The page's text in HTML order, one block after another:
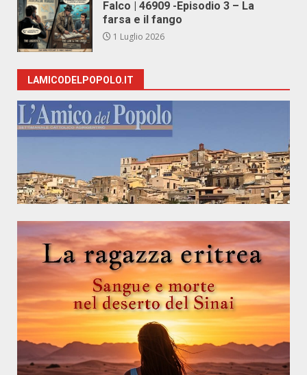
Falco | 46909 -Episodio 3 – La
farsa e il fango
1 Luglio 2026
LAMICODELPOPOLO.IT